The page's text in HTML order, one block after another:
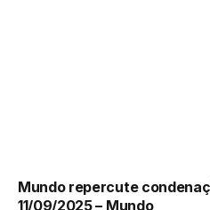
Mundo repercute
11/09/2025 – Mundo